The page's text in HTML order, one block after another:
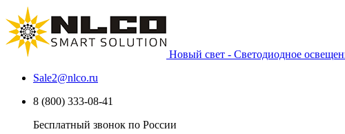
Новый свет - Светодиодное
Sale2@nlco.ru
8 (800) 333-08-41
Бесплатный звонок по России